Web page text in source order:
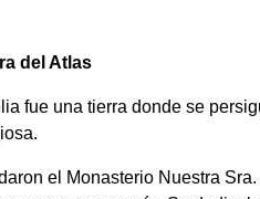
del Atlas
fue una tierra donde se
el Monasterio Nuestra